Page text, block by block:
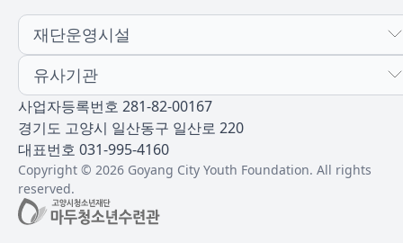
사업자등록번호 281-82-00167
경기도 고양시 일산동구 일산로 220
대표번호 031-995-4160
Copyright © 2026 Goyang City Youth Foundation. All rights
reserved.
재단운영시설
유사기관